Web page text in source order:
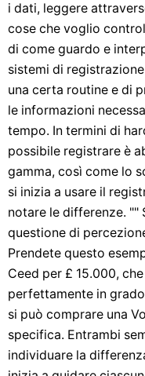
i dati, leggere
cose che voglio
di come guardo e
sistemi di
una certa routine e di
le informazioni
tempo. In termini di
possibile registrare è
gamma, così come lo
si inizia a usare il
notare le differenze. ""
questione di
Prendete questo
Ceed per £ 15.000,
perfettamente in
si può comprare una
specifica. Entrambi
individuare la